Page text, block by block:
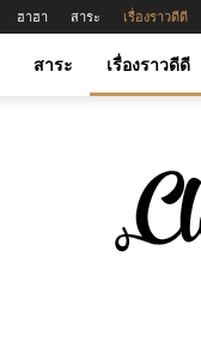
ฮาฮา สาระ เรื่องราวดีดี
สาระ เรื่องราวดีดี